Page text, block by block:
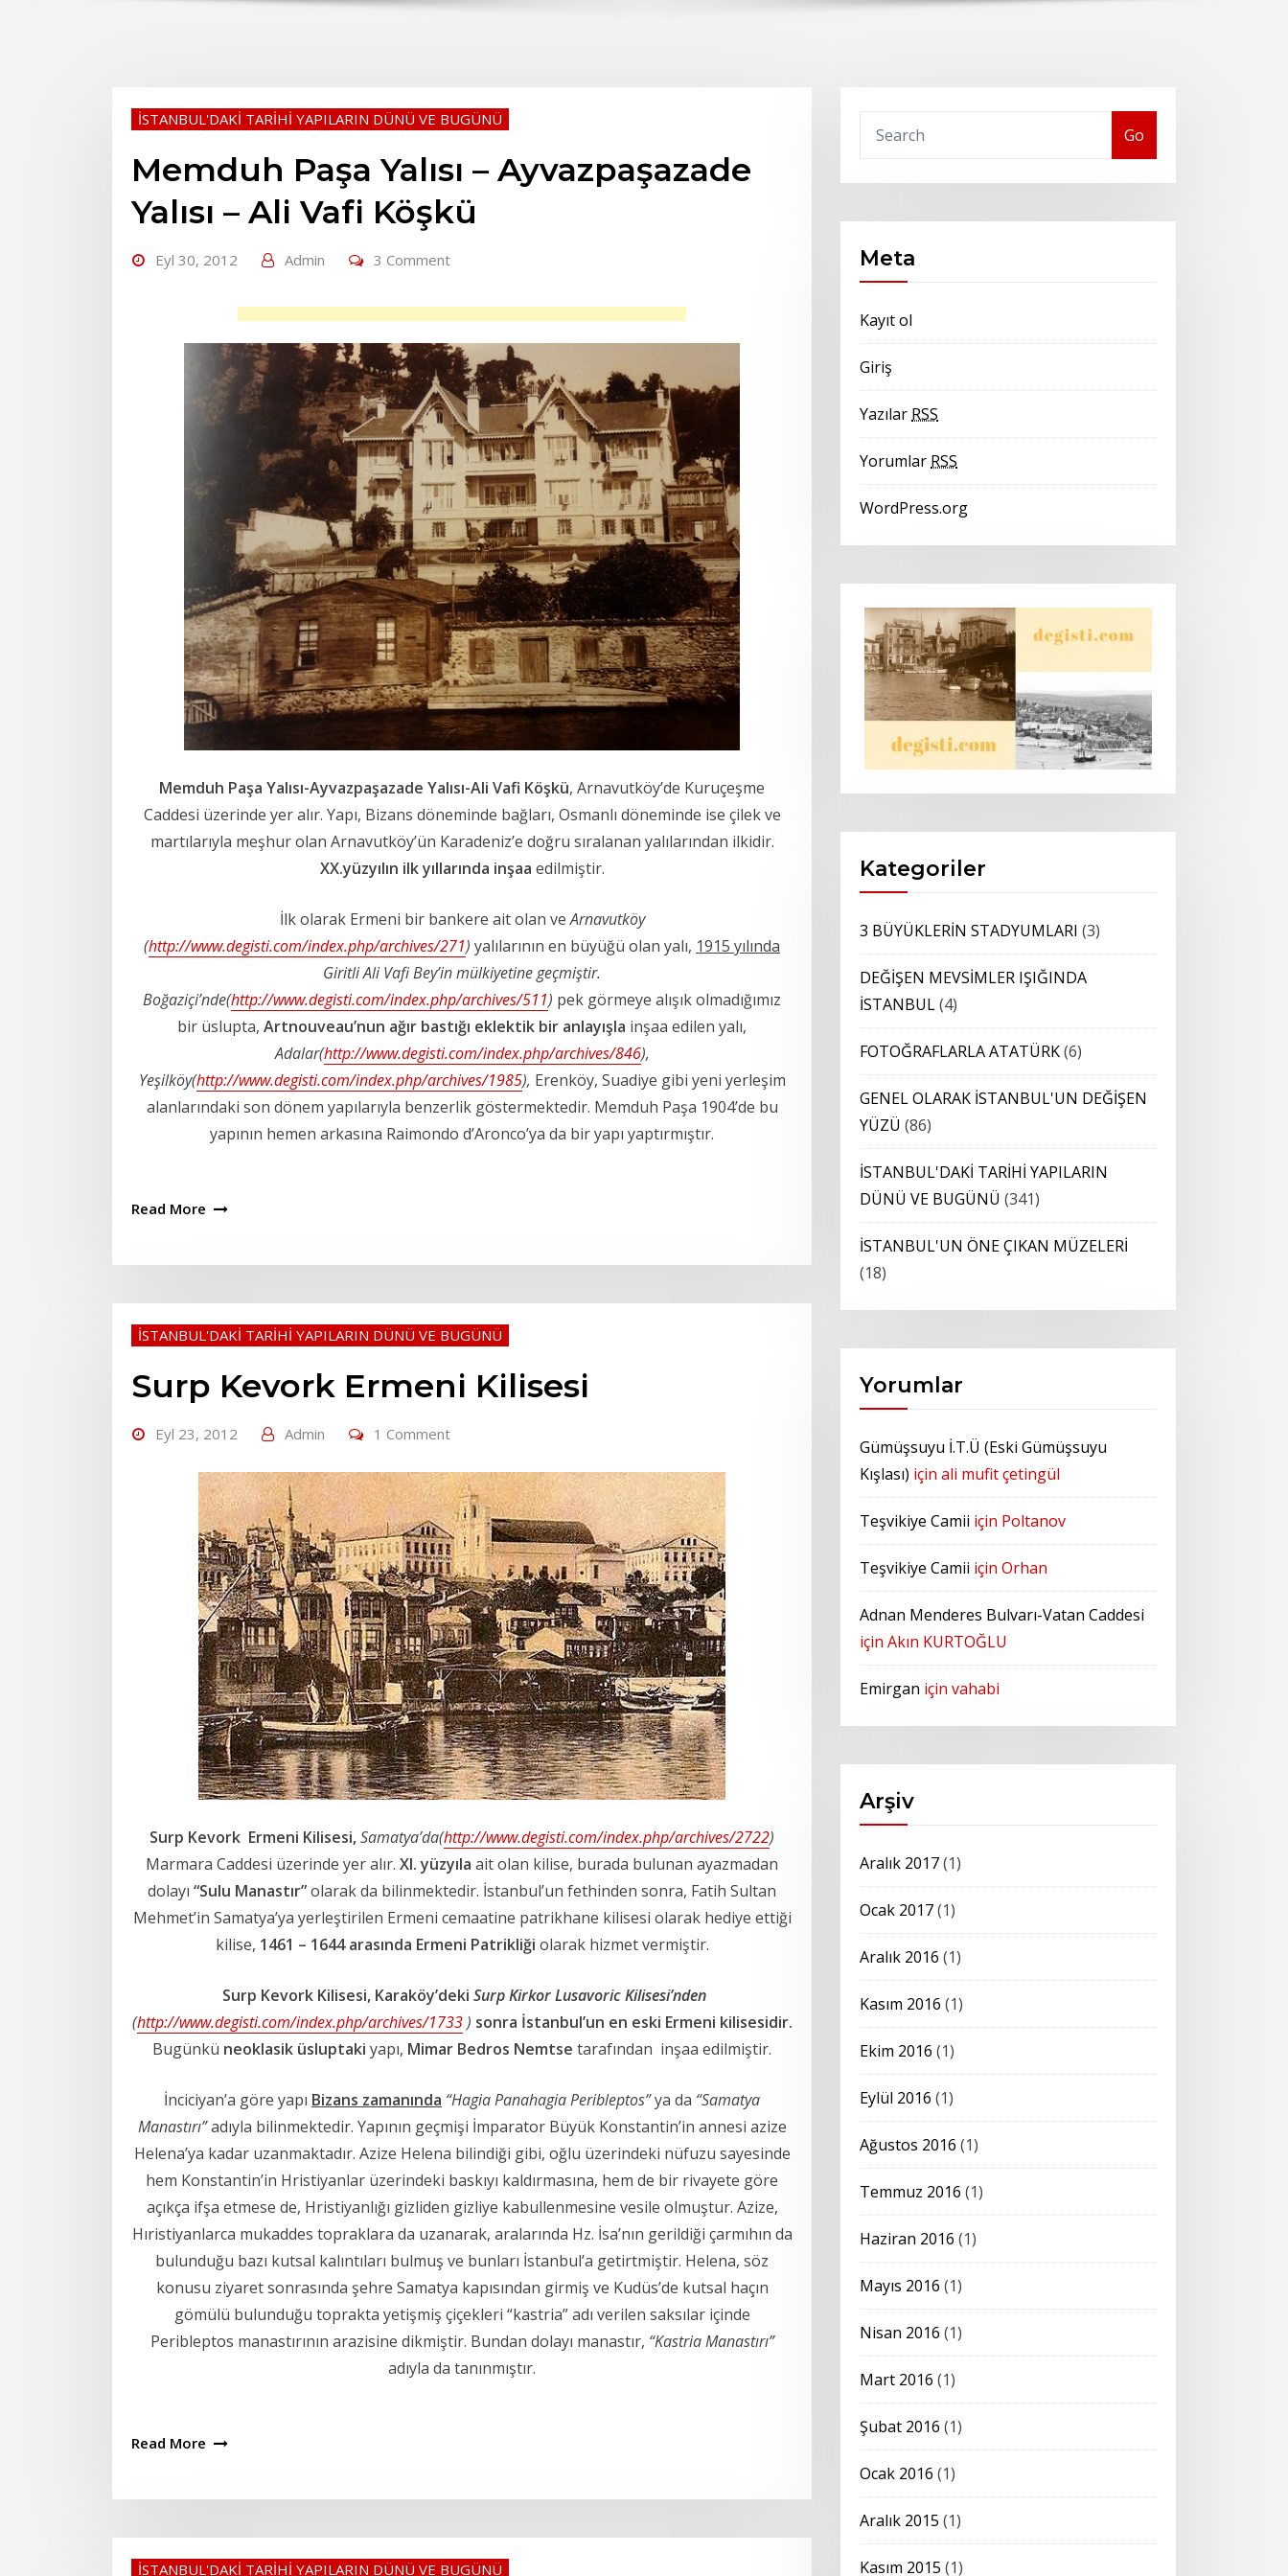
İSTANBUL'DAKİ TARİHİ YAPILARIN DÜNÜ VE BUGÜNÜ
Memduh Paşa Yalısı – Ayvazpaşazade
Yalısı – Ali Vafi Köşkü
Eyl 30, 2012 Admin 3 Comment
Memduh Paşa Yalısı-Ayvazpaşazade Yalısı-Ali Vafi Köşkü, Arnavutköy’de Kuruçeşme
Caddesi üzerinde yer alır. Yapı, Bizans döneminde bağları, Osmanlı döneminde ise çilek ve
martılarıyla meşhur olan Arnavutköy’ün Karadeniz’e doğru sıralanan yalılarından ilkidir.
XX.yüzyılın ilk yıllarında inşaa edilmiştir.
İlk olarak Ermeni bir bankere ait olan veArnavutköy
(http://www.degisti.com/index.php/archives/271) yalılarının en büyüğü olan yalı, 1915 yılında
Giritli Ali Vafi Bey’in mülkiyetine geçmiştir.
Boğaziçi’nde(http://www.degisti.com/index.php/archives/511) pek görmeye alışık olmadığımız
bir üslupta, Artnouveau’nun ağır bastığı eklektik bir anlayışla inşaa edilen yalı,
Adalar(http://www.degisti.com/index.php/archives/846),
Yeşilköy(http://www.degisti.com/index.php/archives/1985), Erenköy, Suadiye gibi yeni yerleşim
alanlarındaki son dönem yapılarıyla benzerlik göstermektedir. Memduh Paşa 1904’de bu
yapının hemen arkasına Raimondo d’Aronco’ya da bir yapı yaptırmıştır.
Read More
İSTANBUL'DAKİ TARİHİ YAPILARIN DÜNÜ VE BUGÜNÜ
Surp Kevork Ermeni Kilisesi
Eyl 23, 2012 Admin 1 Comment
Surp Kevork Ermeni Kilisesi,Samatya’da(http://www.degisti.com/index.php/archives/2722)
Marmara Caddesi üzerinde yer alır. XI. yüzyıla ait olan kilise, burada bulunan ayazmadan
dolayı “Sulu Manastır”olarak da bilinmektedir. İstanbul’un fethinden sonra, Fatih Sultan
Mehmet’in Samatya’ya yerleştirilen Ermeni cemaatine patrikhane kilisesi olarak hediye ettiği
kilise, 1461 – 1644 arasında Ermeni Patrikliği olarak hizmet vermiştir.
Surp Kevork Kilisesi, Karaköy’deki Surp Kirkor Lusavoric Kilisesi’nden
(http://www.degisti.com/index.php/archives/1733) sonra İstanbul’un en eski Ermeni kilisesidir.
Bugünkü neoklasik üsluptaki yapı, Mimar Bedros Nemtse tarafından inşaa edilmiştir.
İnciciyan’a göre yapı Bizans zamanında “Hagia Panahagia Peribleptos”ya da “Samatya
Manastırı”adıyla bilinmektedir. Yapının geçmişi İmparator Büyük Konstantin’in annesi azize
Helena’ya kadar uzanmaktadır. Azize Helena bilindiği gibi, oğlu üzerindeki nüfuzu sayesinde
hem Konstantin’in Hristiyanlar üzerindeki baskıyı kaldırmasına, hem de bir rivayete göre
açıkça ifşa etmese de, Hristiyanlığı gizliden gizliye kabullenmesine vesile olmuştur. Azize,
Hıristiyanlarca mukaddes topraklara da uzanarak, aralarında Hz. İsa’nın gerildiği çarmıhın da
bulunduğu bazı kutsal kalıntıları bulmuş ve bunları İstanbul’a getirtmiştir. Helena, söz
konusu ziyaret sonrasında şehre Samatya kapısından girmiş ve Kudüs’de kutsal haçın
gömülü bulunduğu toprakta yetişmiş çiçekleri “kastria” adı verilen saksılar içinde
Peribleptos manastırının arazisine dikmiştir. Bundan dolayı manastır, “Kastria Manastırı”
adıyla da tanınmıştır.
Read More
İSTANBUL'DAKİ TARİHİ YAPILARIN DÜNÜ VE BUGÜNÜ
Go
Meta
Kayıt ol
Giriş
Yazılar RSS
Yorumlar RSS
WordPress.org
Kategoriler
3 BÜYÜKLERİN STADYUMLARI (3)
DEĞİŞEN MEVSİMLER IŞIĞINDA
İSTANBUL(4)
FOTOĞRAFLARLA ATATÜRK(6)
GENEL OLARAK İSTANBUL'UN DEĞİŞEN
YÜZÜ (86)
İSTANBUL'DAKİ TARİHİ YAPILARIN
DÜNÜ VE BUGÜNÜ (341)
İSTANBUL'UN ÖNE ÇIKAN MÜZELERİ
(18)
Yorumlar
Gümüşsuyu İ.T.Ü (Eski Gümüşsuyu
Kışlası) için ali mufit çetingül
Teşvikiye Camii için Poltanov
Teşvikiye Camii için Orhan
Adnan Menderes Bulvarı-Vatan Caddesi
için Akın KURTOĞLU
Emirgan için vahabi
Arşiv
Aralık 2017(1)
Ocak 2017(1)
Aralık 2016 (1)
Kasım 2016 (1)
Ekim 2016 (1)
Eylül 2016 (1)
Ağustos 2016 (1)
Temmuz 2016 (1)
Haziran 2016 (1)
Mayıs 2016 (1)
Nisan 2016 (1)
Mart 2016 (1)
Şubat 2016 (1)
Ocak 2016 (1)
Aralık 2015 (1)
Kasım 2015 (1)